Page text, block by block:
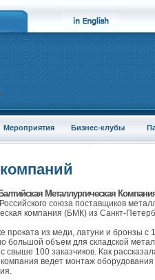
Мероприятия Бизнес-клубы
Металлургическая
союза поставщиков
компания (БМК) из Санкт-
из меди, латуни и бронзы с
большой объем для складской
свыше 100 заказчиков. Как
ведет монтаж